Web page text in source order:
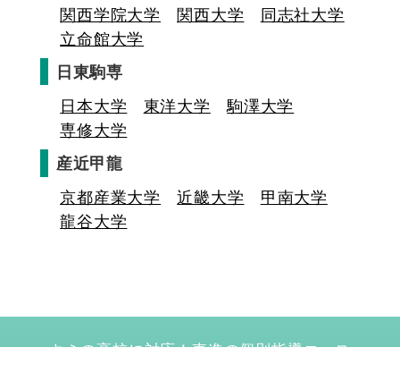
関西学院大学
関西大学
同志社大学
立命館大学
日東駒専
日本大学
東洋大学
駒澤大学
専修大学
産近甲龍
京都産業大学
近畿大学
甲南大学
龍谷大学
キミの高校に対応！東進の個別指導コース